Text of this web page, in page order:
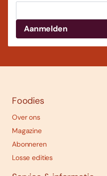
Foodies
Over ons
Magazine
Abonneren
Losse edities